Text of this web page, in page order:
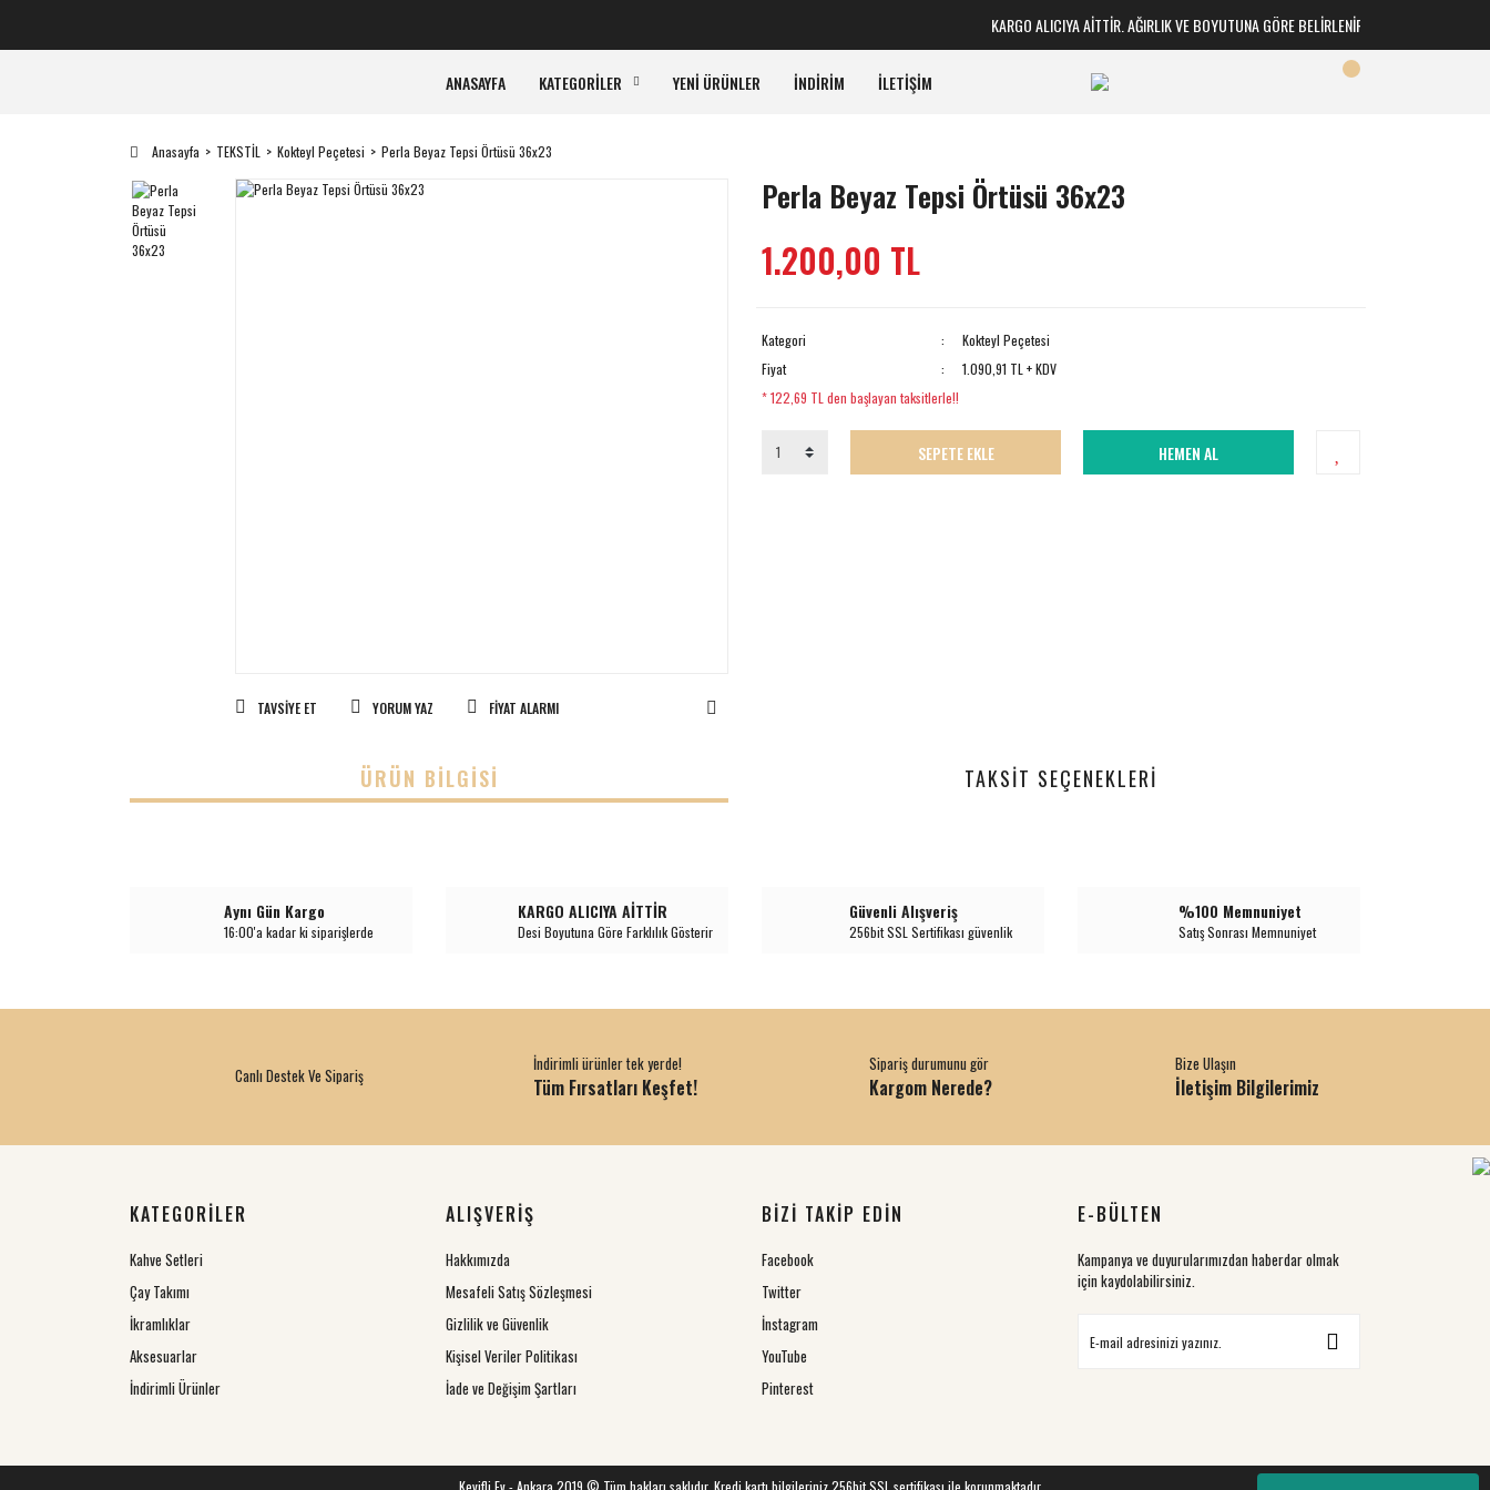
KARGO ALICIYA AİTTİR. AĞIRLIK VE BOYUTUNA GÖRE BELİRLENİR
ANASAYFA KATEGORİLER YENİ ÜRÜNLER İNDİRİM İLETİŞİM
Anasayfa TEKSTİL Kokteyl Peçetesi Perla Beyaz Tepsi Örtüsü 36x23
TAVSIYE ET YORUM YAZ FIYAT ALARMI
Perla Beyaz Tepsi Örtüsü 36x23
1.200,00 TL
Kategori
Kokteyl Peçetesi
Fiyat
1.090,91 TL + KDV
* 122,69 TL den başlayan taksitlerle!!
SEPETE EKLE HEMEN AL
ÜRÜN BILGISI TAKSIT SEÇENEKLERI
Aynı Gün Kargo
16:00'a kadar ki siparişlerde
KARGO ALICIYA AİTTİR
Desi Boyutuna Göre Farklılık Gösterir
Güvenli Alışveriş
256bit SSL Sertifikası güvenlik
%100 Memnuniyet
Satış Sonrası Memnuniyet
Canlı Destek Ve Sipariş
İndirimli ürünler tek yerde!
Tüm Fırsatları Keşfet!
Sipariş durumunu gör
Kargom Nerede?
Bize Ulaşın
İletişim Bilgilerimiz
KATEGORİLER
Kahve Setleri
Çay Takımı
İkramlıklar
Aksesuarlar
İndirimli Ürünler
ALIŞVERİŞ
Hakkımızda
Mesafeli Satış Sözleşmesi
Gizlilik ve Güvenlik
Kişisel Veriler Politikası
İade ve Değişim Şartları
BİZİ TAKİP EDİN
Facebook
Twitter
İnstagram
YouTube
Pinterest
E-BÜLTEN
Kampanya ve duyurularımızdan haberdar olmak
için kaydolabilirsiniz.
Keyifli Ev - Ankara 2019 © Tüm hakları saklıdır. Kredi kartı bilgileriniz 256bit SSL sertifikası ile korunmaktadır.